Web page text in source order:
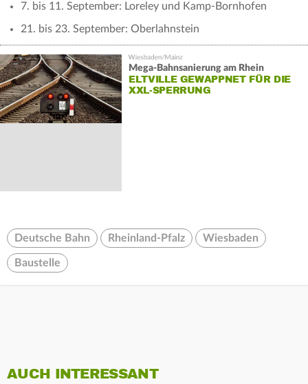
7. bis 11. September: Loreley und Kamp-Bornhofen
21. bis 23. September: Oberlahnstein
Mega-Bahnsanierung am Rhein
ELTVILLE GEWAPPNET FÜR DIE
XXL-SPERRUNG
Deutsche Bahn Rheinland-Pfalz Wiesbaden
Baustelle
AUCH INTERESSANT